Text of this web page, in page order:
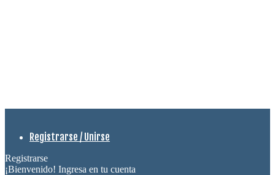
Registrarse / Unirse
Registrarse
¡Bienvenido! Ingresa en tu cuenta